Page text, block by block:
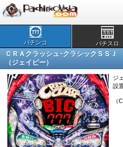
パチンコ パチスロ
ＣＲＡクラッシュ･クラシックＳＳＪ
（ジェイビー）
ジ
設
（